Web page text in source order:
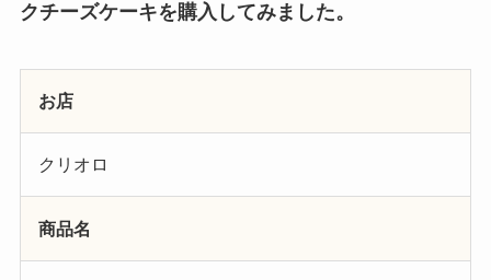
クチーズケーキを購入してみました。
お店
クリオロ
商品名